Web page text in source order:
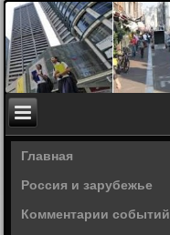
Главная
Россия и зарубежье
Комментарии событий